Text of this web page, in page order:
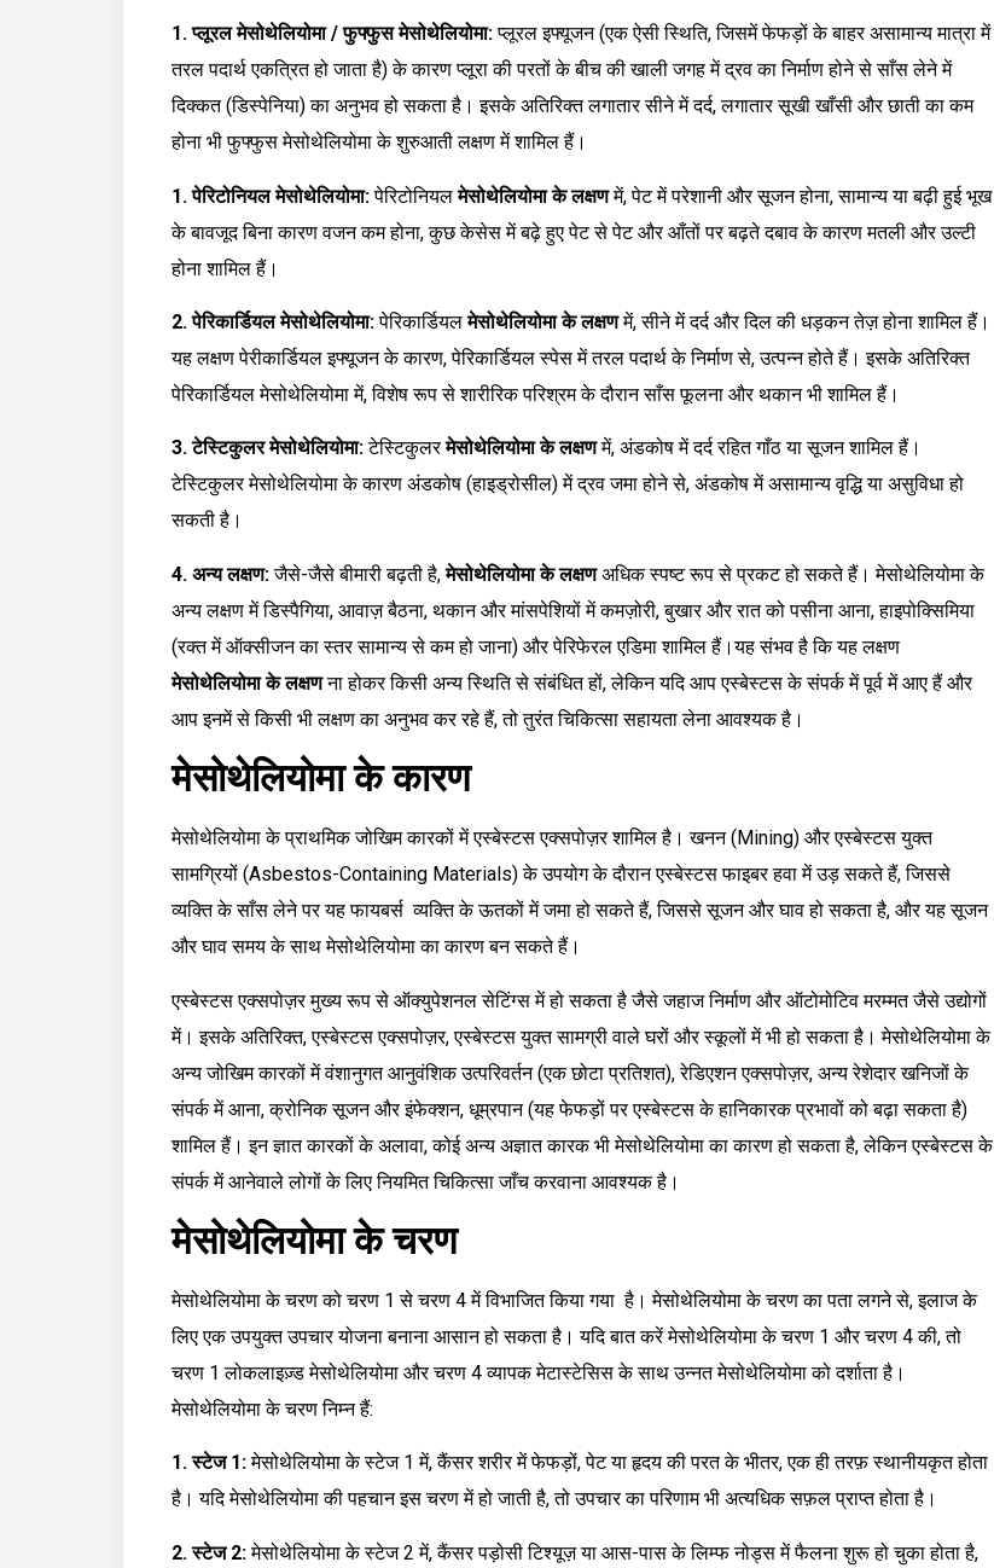
1. प्लूरल मेसोथेलियोमा / फुफ्फुस मेसोथेलियोमा:प्लूरल इफ्यूजन (एक ऐसी स्थिति, जिसमें फेफड़ों के बाहर असामान्य मात्रा में
तरल पदार्थ एकत्रित हो जाता है) के कारण प्लूरा की परतों के बीच की खाली जगह में द्रव का निर्माण होने से साँस लेने में
दिक्कत (डिस्पेनिया) का अनुभव हो सकता है। इसके अतिरिक्त लगातार सीने में दर्द, लगातार सूखी खाँसी और छाती का कम
होना भी फुफ्फुस मेसोथेलियोमा के शुरुआती लक्षण में शामिल हैं।
1. पेरिटोनियल मेसोथेलियोमा:पेरिटोनियलमेसोथेलियोमा के लक्षणमें, पेट में परेशानी और सूजन होना, सामान्य या बढ़ी हुई भूख
के बावजूद बिना कारण वजन कम होना, कुछ केसेस में बढ़े हुए पेट से पेट और आँतों पर बढ़ते दबाव के कारण मतली और उल्टी
होना शामिल हैं।
2. पेरिकार्डियल मेसोथेलियोमा:पेरिकार्डियलमेसोथेलियोमा के लक्षणमें, सीने में दर्द और दिल की धड़कन तेज़ होना शामिल हैं।
यह लक्षण पेरीकार्डियल इफ्यूजन के कारण, पेरिकार्डियल स्पेस में तरल पदार्थ के निर्माण से, उत्पन्न होते हैं। इसके अतिरिक्त
पेरिकार्डियल मेसोथेलियोमा में, विशेष रूप से शारीरिक परिश्रम के दौरान साँस फूलना और थकान भी शामिल हैं।
3. टेस्टिकुलर मेसोथेलियोमा:टेस्टिकुलरमेसोथेलियोमा के लक्षणमें, अंडकोष में दर्द रहित गाँठ या सूजन शामिल हैं।
टेस्टिकुलर मेसोथेलियोमा के कारण अंडकोष (हाइड्रोसील) में द्रव जमा होने से, अंडकोष में असामान्य वृद्धि या असुविधा हो
सकती है।
4. अन्य लक्षण:जैसे-जैसे बीमारी बढ़ती है,मेसोथेलियोमा के लक्षणअधिक स्पष्ट रूप से प्रकट हो सकते हैं। मेसोथेलियोमा के
अन्य लक्षण में डिस्पैगिया, आवाज़ बैठना, थकान और मांसपेशियों में कमज़ोरी, बुखार और रात को पसीना आना, हाइपोक्सिमिया
(रक्त में ऑक्सीजन का स्तर सामान्य से कम हो जाना) और पेरिफेरल एडिमा शामिल हैं।यह संभव है कि यह लक्षण
मेसोथेलियोमा के लक्षणना होकर किसी अन्य स्थिति से संबंधित हों, लेकिन यदि आप एस्बेस्टस के संपर्क में पूर्व में आए हैं और
आप इनमें से किसी भी लक्षण का अनुभव कर रहे हैं, तो तुरंत चिकित्सा सहायता लेना आवश्यक है।
मेसोथेलियोमा के कारण
मेसोथेलियोमा के प्राथमिक जोखिम कारकों में एस्बेस्टस एक्सपोज़र शामिल है। खनन (Mining) और एस्बेस्टस युक्त
सामग्रियों (Asbestos-Containing Materials) के उपयोग के दौरान एस्बेस्टस फाइबर हवा में उड़ सकते हैं, जिससे
व्यक्ति के साँस लेने पर यह फायबर्स व्यक्ति के ऊतकों में जमा हो सकते हैं, जिससे सूजन और घाव हो सकता है, और यह सूजन
और घाव समय के साथ मेसोथेलियोमा का कारण बन सकते हैं।
एस्बेस्टस एक्सपोज़र मुख्य रूप से ऑक्युपेशनल सेटिंग्स में हो सकता है जैसे जहाज निर्माण और ऑटोमोटिव मरम्मत जैसे उद्योगों
में। इसके अतिरिक्त, एस्बेस्टस एक्सपोज़र, एस्बेस्टस युक्त सामग्री वाले घरों और स्कूलों में भी हो सकता है। मेसोथेलियोमा के
अन्य जोखिम कारकों में वंशानुगत आनुवंशिक उत्परिवर्तन (एक छोटा प्रतिशत), रेडिएशन एक्सपोज़र, अन्य रेशेदार खनिजों के
संपर्क में आना, क्रोनिक सूजन और इंफेक्शन, धूम्रपान (यह फेफड़ों पर एस्बेस्टस के हानिकारक प्रभावों को बढ़ा सकता है)
शामिल हैं। इन ज्ञात कारकों के अलावा, कोई अन्य अज्ञात कारक भी मेसोथेलियोमा का कारण हो सकता है, लेकिन एस्बेस्टस के
संपर्क में आनेवाले लोगों के लिए नियमित चिकित्सा जाँच करवाना आवश्यक है।
मेसोथेलियोमा के चरण
मेसोथेलियोमा के चरण को चरण 1 से चरण 4 में विभाजित किया गया है। मेसोथेलियोमा के चरण का पता लगने से, इलाज के
लिए एक उपयुक्त उपचार योजना बनाना आसान हो सकता है। यदि बात करें मेसोथेलियोमा के चरण 1 और चरण 4 की, तो
चरण 1 लोकलाइज़्ड मेसोथेलियोमा और चरण 4 व्यापक मेटास्टेसिस के साथ उन्नत मेसोथेलियोमा को दर्शाता है।
मेसोथेलियोमा के चरण निम्न हैं:
1. स्टेज 1:मेसोथेलियोमा के स्टेज 1 में, कैंसर शरीर में फेफड़ों, पेट या हृदय की परत के भीतर, एक ही तरफ़ स्थानीयकृत होता
है। यदि मेसोथेलियोमा की पहचान इस चरण में हो जाती है, तो उपचार का परिणाम भी अत्यधिक सफ़ल प्राप्त होता है।
2. स्टेज 2:मेसोथेलियोमा के स्टेज 2 में, कैंसर पड़ोसी टिश्यूज़ या आस-पास के लिम्फ नोड्स में फैलना शुरू हो चुका होता है,